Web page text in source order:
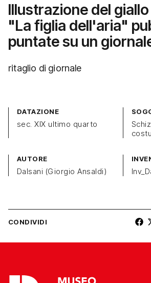
Illustrazione del
"La figlia dell'aria"
puntate su un
ritaglio di giornale
DATAZIONE
sec. XIX ultimo quarto
AUTORE
Dalsani (Giorgio Ansaldi)
CONDIVIDI